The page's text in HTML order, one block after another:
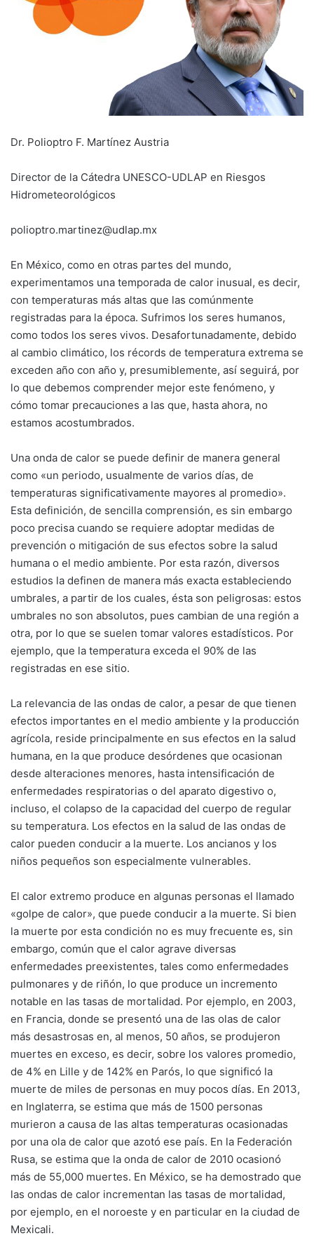
Dr. Polioptro F. Martínez Austria
Director de la Cátedra UNESCO-UDLAP en Riesgos
Hidrometeorológicos
polioptro.martinez@udlap.mx
En México, como en otras partes del mundo,
experimentamos una temporada de calor inusual, es decir,
con temperaturas más altas que las comúnmente
registradas para la época. Sufrimos los seres humanos,
como todos los seres vivos. Desafortunadamente, debido
al cambio climático, los récords de temperatura extrema se
exceden año con año y, presumiblemente, así seguirá, por
lo que debemos comprender mejor este fenómeno, y
cómo tomar precauciones a las que, hasta ahora, no
estamos acostumbrados.
Una onda de calor se puede definir de manera general
como «un periodo, usualmente de varios días, de
temperaturas significativamente mayores al promedio».
Esta definición, de sencilla comprensión, es sin embargo
poco precisa cuando se requiere adoptar medidas de
prevención o mitigación de sus efectos sobre la salud
humana o el medio ambiente. Por esta razón, diversos
estudios la definen de manera más exacta estableciendo
umbrales, a partir de los cuales, ésta son peligrosas: estos
umbrales no son absolutos, pues cambian de una región a
otra, por lo que se suelen tomar valores estadísticos. Por
ejemplo, que la temperatura exceda el 90% de las
registradas en ese sitio.
La relevancia de las ondas de calor, a pesar de que tienen
efectos importantes en el medio ambiente y la producción
agrícola, reside principalmente en sus efectos en la salud
humana, en la que produce desórdenes que ocasionan
desde alteraciones menores, hasta intensificación de
enfermedades respiratorias o del aparato digestivo o,
incluso, el colapso de la capacidad del cuerpo de regular
su temperatura. Los efectos en la salud de las ondas de
calor pueden conducir a la muerte. Los ancianos y los
niños pequeños son especialmente vulnerables.
El calor extremo produce en algunas personas el llamado
«golpe de calor», que puede conducir a la muerte. Si bien
la muerte por esta condición no es muy frecuente es, sin
embargo, común que el calor agrave diversas
enfermedades preexistentes, tales como enfermedades
pulmonares y de riñón, lo que produce un incremento
notable en las tasas de mortalidad. Por ejemplo, en 2003,
en Francia, donde se presentó una de las olas de calor
más desastrosas en, al menos, 50 años, se produjeron
muertes en exceso, es decir, sobre los valores promedio,
de 4% en Lille y de 142% en Parós, lo que significó la
muerte de miles de personas en muy pocos días. En 2013,
en Inglaterra, se estima que más de 1500 personas
murieron a causa de las altas temperaturas ocasionadas
por una ola de calor que azotó ese país. En la Federación
Rusa, se estima que la onda de calor de 2010 ocasionó
más de 55,000 muertes. En México, se ha demostrado que
las ondas de calor incrementan las tasas de mortalidad,
por ejemplo, en el noroeste y en particular en la ciudad de
Mexicali.